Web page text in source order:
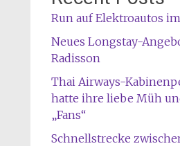
Run auf Elektroautos
Neues Longstay-
Radisson
Thai Airways-
hatte ihre liebe Müh
„Fans“
Schnellstrecke